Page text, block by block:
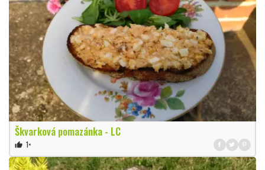
Škvarková pomazánka - LC
thumb_up 1×